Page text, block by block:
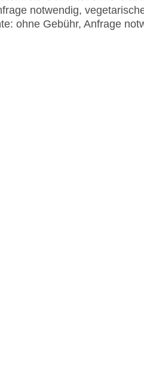
notwendig,
ohne Gebühr, Anfrage